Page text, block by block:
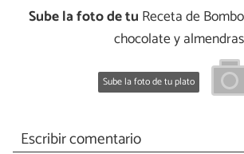
Sube la foto de tu Receta de
chocolate y almendras
Sube la foto de tu plato
Escribir comentario